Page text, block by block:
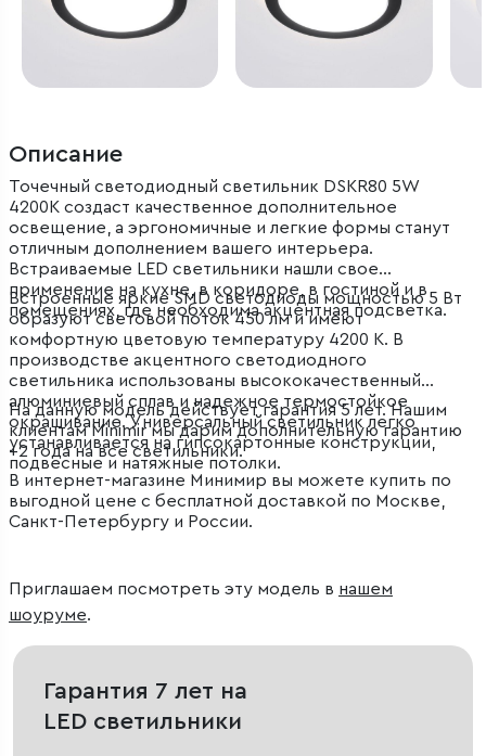
Описание
Точечный светодиодный светильник DSKR80 5W
4200K создаст качественное дополнительное
освещение, а эргономичные и легкие формы станут
отличным дополнением вашего интерьера.
Встраиваемые LED светильники нашли свое
применение на кухне, в коридоре, в гостиной и в
помещениях, где необходима акцентная подсветка.
Встроенные яркие SMD светодиоды мощностью 5 Вт
образуют световой поток 450 лм и имеют
комфортную цветовую температуру 4200 К. В
производстве акцентного светодиодного
светильника использованы высококачественный
алюминиевый сплав и надежное термостойкое
окрашивание. Универсальный светильник легко
устанавливается на гипсокартонные конструкции,
подвесные и натяжные потолки.
На данную модель действует гарантия 5 лет. Нашим
клиентам Minimir мы дарим дополнительную гарантию
+2 года на все светильники.
В интернет-магазине Минимир вы можете купить по
выгодной цене с бесплатной доставкой по Москве,
Санкт-Петербургу и России.
Приглашаем посмотреть эту модель в нашем
шоуруме.
Гарантия 7 лет на
LED светильники